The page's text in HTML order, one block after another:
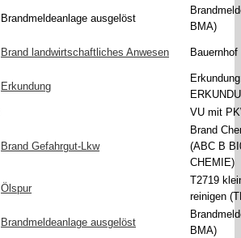
Brandmeldeanlage ausgelöst
BMA)
Brand landwirtschaftliches Anwesen Bauernhof
Erkundung
VU mit
Brand Gefahrgut-Lkw
Brand
(ABC B
CHEMIE)
Ölspur
T2719
reinigen
Brandmeldeanlage ausgelöst
BMA)